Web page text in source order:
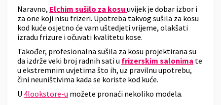
Naravno, Elchim sušilo za kosu uvijek je dobar izbor i
za one koji nisu frizeri. Upotreba takvog sušila za kosu
kod kuće osjetno će vam uštedjeti vrijeme, olakšati
izradu frizure i očuvati kvalitetu kose.
Također, profesionalna sušila za kosu projektirana su
da izdrže veki broj radnih sati u frizerskim salonima te
u ekstremnim uvjetima što ih, uz pravilnu upotrebu,
čini neuništivima kada se koriste kod kuće.
U 4lookstore-u možete pronaći nekoliko modela.